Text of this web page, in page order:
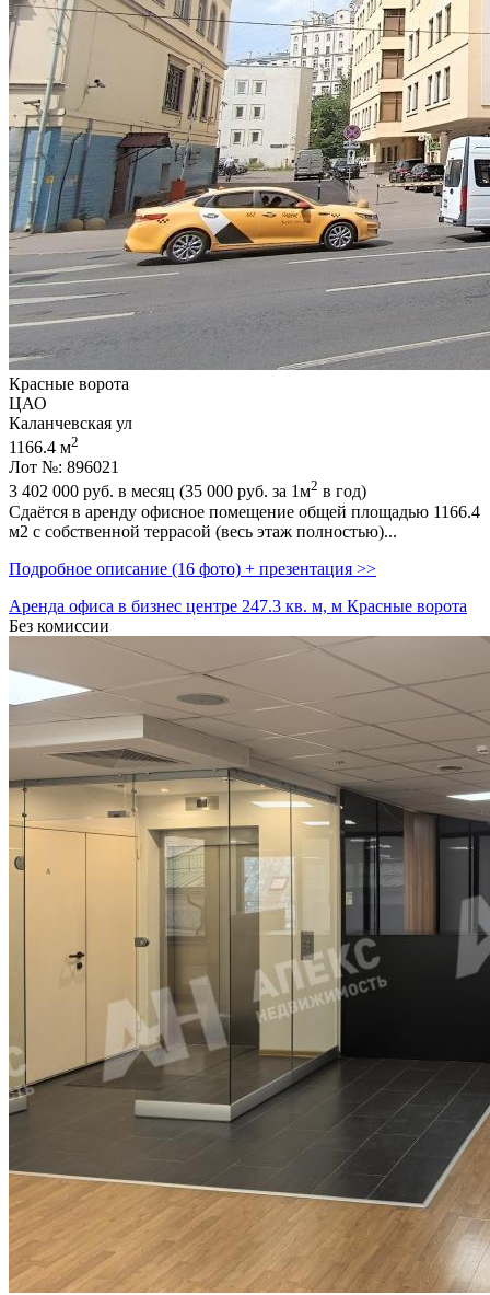
Красные ворота
ЦАО
Каланчевская ул
1166.4 м2
Лот №: 896021
3 402 000 руб. в месяц (35 000 руб. за 1м2 в год)
Сдаётся в аренду офисное помещение общей площадью 1166.4
м2 с собственной террасой (весь этаж полностью)...
Подробное описание (16 фото) + презентация >>
Аренда офиса в бизнес центре 247.3 кв. м, м Красные ворота
Без комиссии